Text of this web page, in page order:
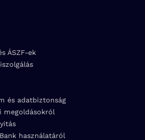
ÁSZF-ek
és adatbiztonság
megoldásokról
használatáról